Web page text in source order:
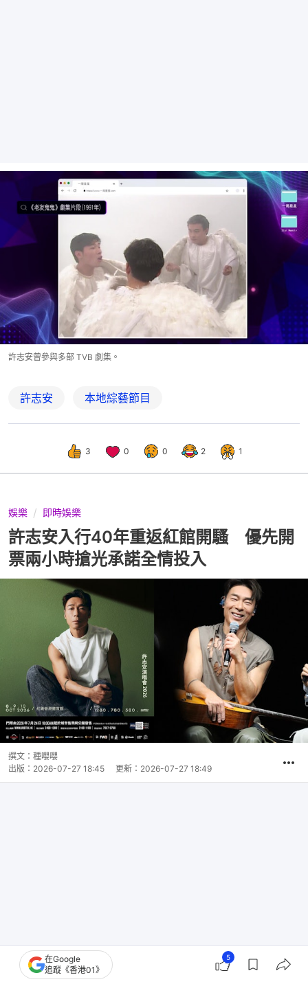
許志安曾參與多部 TVB 劇集。
許志安 本地綜藝節目
3 0 0 2 1
娛樂 即時娛樂
許志安入行40年重返紅館開騷 優先開
票兩小時搶光承諾全情投入
撰文： 種嚶嚶
出版： 2026-07-27 18:45 更新： 2026-07-27 18:49
在Google
追蹤《香港01》
5